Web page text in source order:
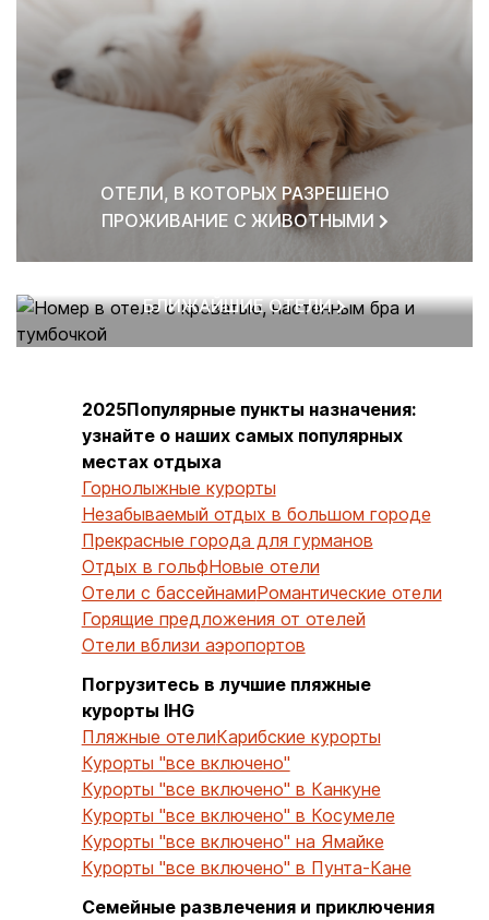
ОТЕЛИ, В КОТОРЫХ РАЗРЕШЕНО
ПРОЖИВАНИЕ С ЖИВОТНЫМИ
БЛИЖАЙШИЕ ОТЕЛИ
2025Популярные пункты назначения:
узнайте о наших самых популярных
местах отдыха
Горнолыжные курорты
Незабываемый отдых в большом городе
Прекрасные города для гурманов
Отдых в гольфНовые отели
Отели с бассейнамиРомантические отели
Горящие предложения от отелей
Отели вблизи аэропортов
Погрузитесь в лучшие пляжные
курорты IHG
Пляжные отелиКарибские курорты
Курорты "все включено"
Курорты "все включено" в Канкуне
Курорты "все включено" в Косумеле
Курорты "все включено" на Ямайке
Курорты "все включено" в Пунта-Кане
Семейные развлечения и приключения